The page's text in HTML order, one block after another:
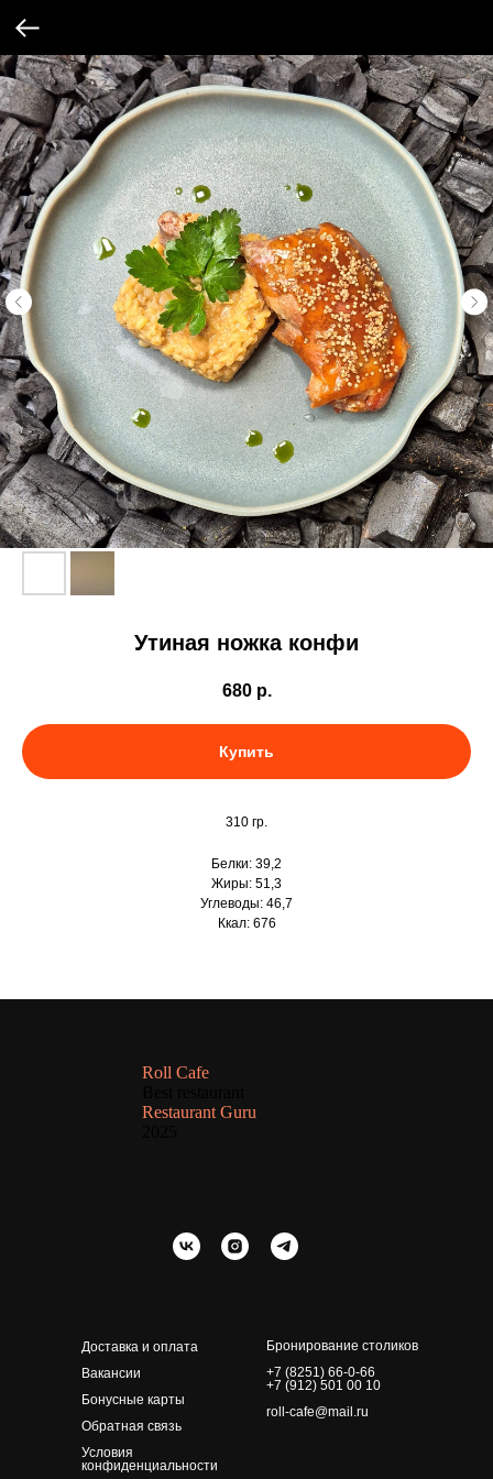
Утиная ножка конфи
680 р.
Купить
310 гр.
Белки: 39,2
Жиры: 51,3
Углеводы: 46,7
Ккал: 676
Бронирование столиков
+7 (8251) 66-0-66
+7 (912) 501 00 10
roll-cafe@mail.ru
Roll Cafe
Restaurant Guru
Доставка и оплата
Вакансии
Бонусные карты
Обратная связь
Условия
конфиденциальности